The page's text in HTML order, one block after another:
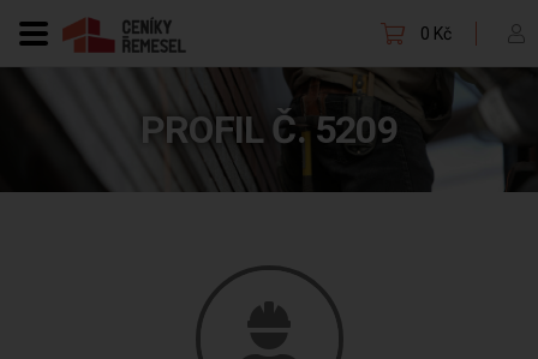
0 Kč
PROFIL Č. 5209